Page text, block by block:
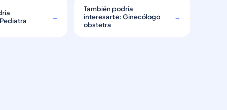
→
También podría
interesarte: Ginecólogo
obstetra
→